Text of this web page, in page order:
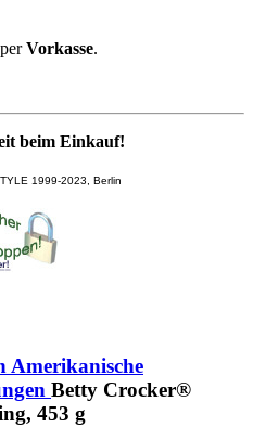
Vorkasse.
beim Einkauf!
1999-2023, Berlin
Amerikanische
Betty Crocker®
453 g